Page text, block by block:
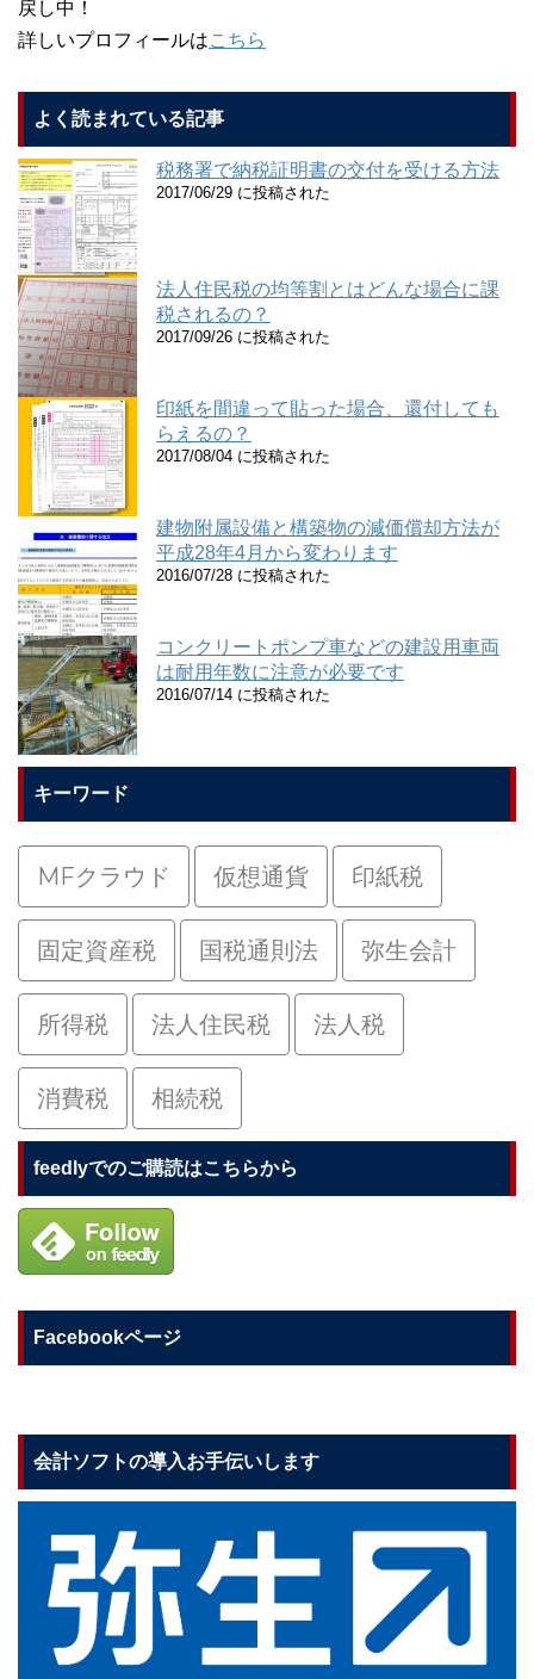
戻し中！
詳しいプロフィールはこちら
よく読まれている記事
税務署で納税証明書の交付を受ける方法
2017/06/29 に投稿された
法人住民税の均等割とはどんな場合に課
税されるの？
2017/09/26 に投稿された
印紙を間違って貼った場合、還付しても
らえるの？
2017/08/04 に投稿された
建物附属設備と構築物の減価償却方法が
平成28年4月から変わります
2016/07/28 に投稿された
コンクリートポンプ車などの建設用車両
は耐用年数に注意が必要です
2016/07/14 に投稿された
キーワード
MFクラウド 仮想通貨 印紙税
固定資産税 国税通則法 弥生会計
所得税 法人住民税 法人税
消費税 相続税
feedlyでのご購読はこちらから
Facebookページ
会計ソフトの導入お手伝いします